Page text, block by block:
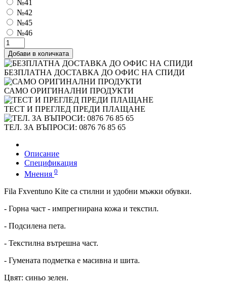
№41
№42
№45
№46
Добави в количката
БЕЗПЛАТНА ДОСТАВКА ДО ОФИС НА СПИДИ
САМО ОРИГИНАЛНИ ПРОДУКТИ
ТЕСТ И ПРЕГЛЕД ПРЕДИ ПЛАЩАНЕ
ТЕЛ. ЗА ВЪПРОСИ: 0876 76 85 65
Описание
Спецификация
Мнения 0
Fila Fxventuno Kite са стилни и удобни мъжки обувки.
- Горна част - импрегнирана кожа и текстил.
- Подсилена пета.
- Текстилна вътрешна част.
- Гумената подметка е масивна и шита.
Цвят: синьо зелен.